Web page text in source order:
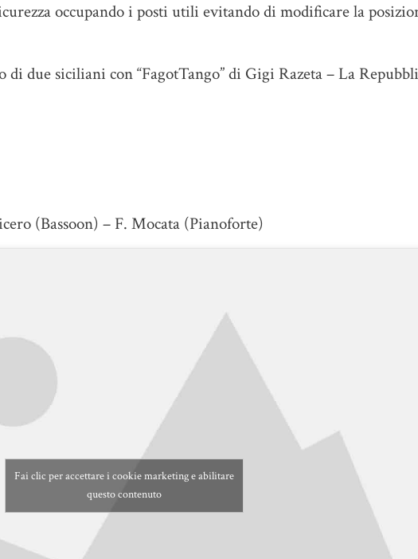
occupando i posti utili evitando di modificare la
di due siciliani con “FagotTango” di Gigi Razeta – La
(Bassoon) – F. Mocata (Pianoforte)
Fai clic per accettare i cookie marketing e abilitare
questo contenuto